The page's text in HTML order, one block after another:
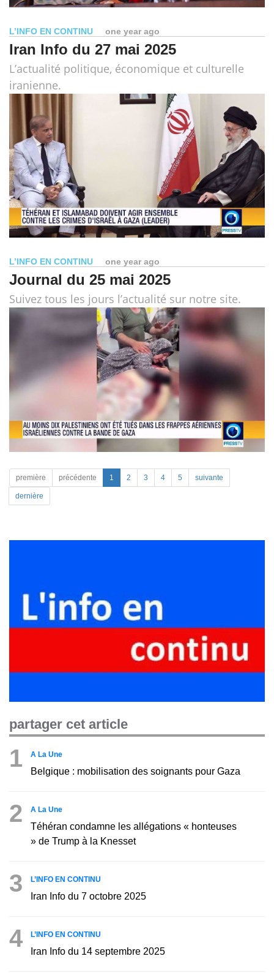
L’INFO EN CONTINU one year ago
Iran Info du 27 mai 2025
L’actualité politique, économique et culturelle
iranienne.
L’INFO EN CONTINU one year ago
Journal du 25 mai 2025
Suivez tous les jours l’actualité sur notre site.
première précédente 1 2 3 4 5 suivante
dernière
partager cet article
1 A La Une
Belgique : mobilisation des soignants pour Gaza
2 A La Une
Téhéran condamne les allégations « honteuses
» de Trump à la Knesset
3 L’INFO EN CONTINU
Iran Info du 7 octobre 2025
4 L’INFO EN CONTINU
Iran Info du 14 septembre 2025